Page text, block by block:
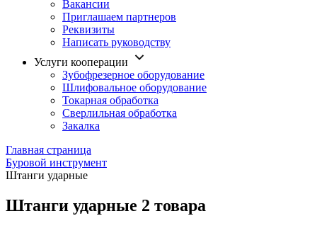
Вакансии
Приглашаем партнеров
Реквизиты
Написать руководству
Услуги кооперации
Зубофрезерное оборудование
Шлифовальное оборудование
Токарная обработка
Cверлильная обработка
Закалка
Главная страница
Буровой инструмент
Штанги ударные
Штанги ударные 2 товара